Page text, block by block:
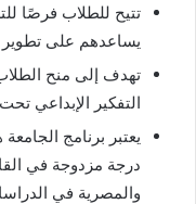
تتيح للطلاب فرصًا
يساعدهم على تطوير
تهدف إلى منح الطلاب
التفكير الإبداعي
يعتبر برنامج
درجة مزدوجة في
والمصرية في